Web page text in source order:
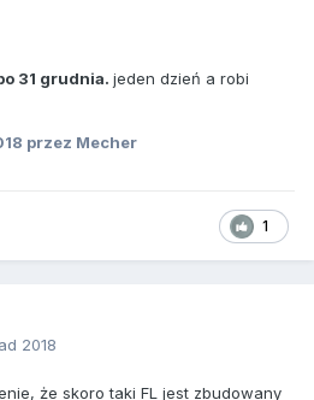
31 grudnia. jeden dzień a robi
przez Mecher
1
2018
że skoro taki FL jest zbudowany